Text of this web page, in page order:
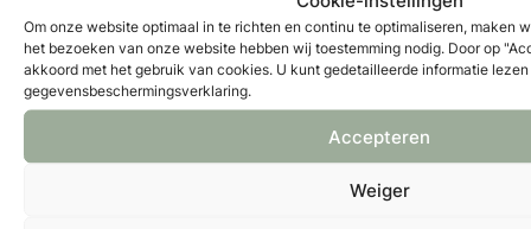
Om onze website optimaal in te richten en continu te optimaliseren, maken
het bezoeken van onze website hebben wij toestemming nodig. Door op
akkoord met het gebruik van cookies. U kunt gedetailleerde informatie
gegevensbeschermingsverklaring.
Accepteren
Weiger
Registreren
Al member?log hier in
Bewaar als favoriet